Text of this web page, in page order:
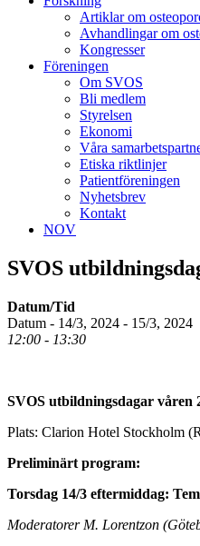
Artiklar om
Avhandlingar om
Kongresser
Föreningen
Om SVOS
Bli medlem
Styrelsen
Ekonomi
Våra
Etiska riktlinjer
Patientföreningen
Nyhetsbrev
Kontakt
NOV
SVOS
Datum/Tid
Datum - 14/3, 2024 - 15/3, 2024
12:00 - 13:30
SVOS utbildningsdagar våren
Plats: Clarion Hotel Stockholm
Preliminärt program:
Torsdag 14/3 eftermiddag:
Moderatorer M. Lorentzon